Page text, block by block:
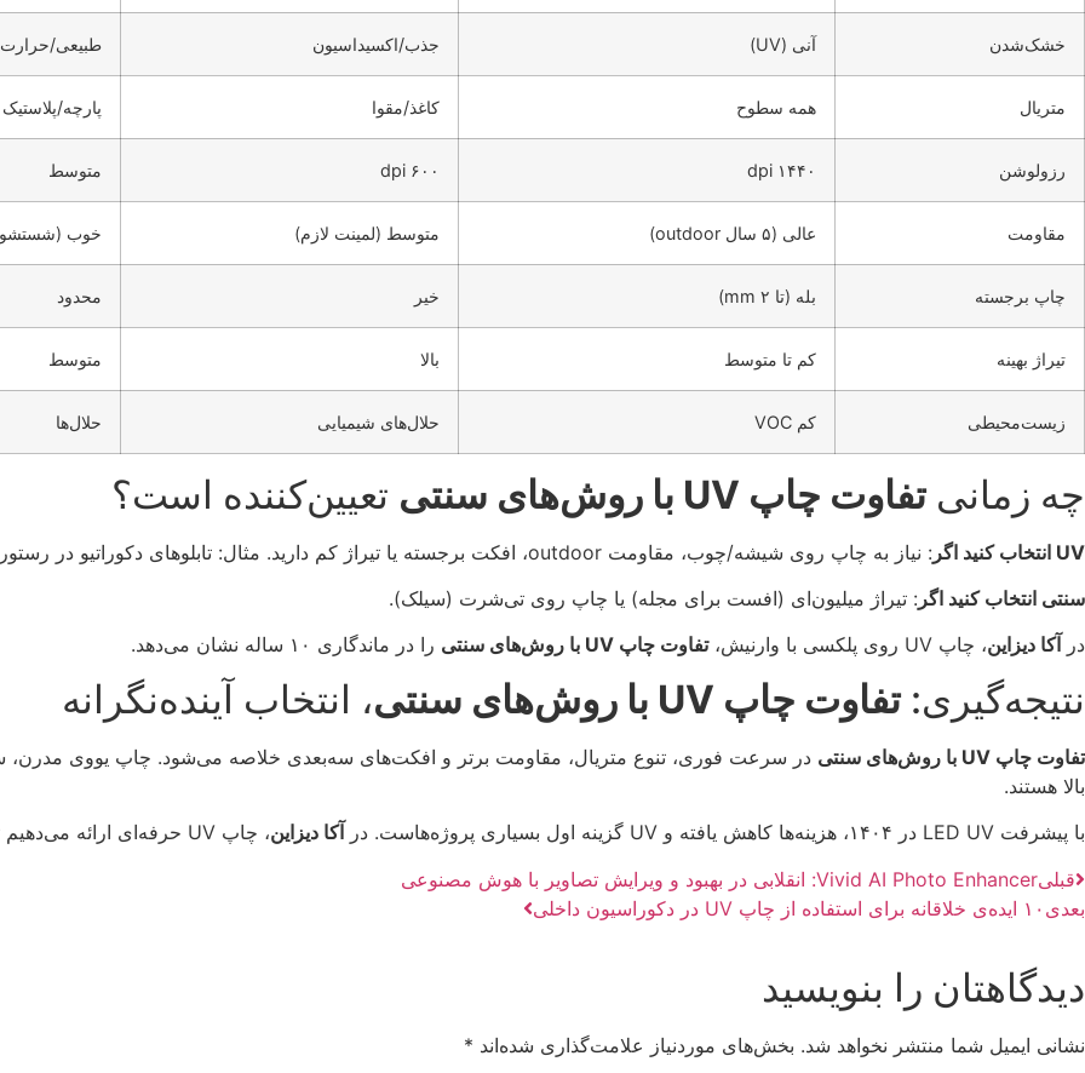
خشک‌شدن آنی (UV) جذب/اکسیداسیون طبیعی/حرارت
متریال همه سطوح کاغذ/مقوا پارچه/پلاستیک
رزولوشن ۱۴۴۰ dpi ۶۰۰ dpi متوسط
مقاومت عالی (۵ سال outdoor) متوسط (لمینت لازم) خوب
چاپ برجسته بله (تا ۲ mm) خیر محدود
تیراژ بهینه کم تا متوسط بالا متوسط
زیست‌محیطی کم VOC حلال‌های شیمیایی حلال‌ها
چه زمانی تفاوت چاپ UV با روش‌های سنتی تعیین‌کننده است؟
UV انتخاب کنید اگر
: نیاز به چاپ روی شیشه/چوب، مقاومت outdoor، افکت برجسته یا تیراژ کم دارید. مثال: تابلوهای دکوراتیو در رستوران‌ها.
سنتی انتخاب کنید اگر : تیراژ میلیون‌ای (افست برای مجله) یا چاپ روی تی‌شرت (سیلک).
در آکا دیزاین، چاپ UV روی پلکسی با وارنیش، تفاوت چاپ UV با روش‌های سنتی را در ماندگاری ۱۰ ساله نشان می‌دهد.
نتیجه‌گیری: تفاوت چاپ UV با روش‌های سنتی ، انتخاب آینده‌نگرانه
تفاوت چاپ UV با روش‌های سنتی
در سرعت فوری، تنوع متریال، مقاومت برتر و افکت‌های سه‌بعدی خلاصه می‌شود. چاپ یووی مدرن،
بالا هستند.
با پیشرفت LED UV در ۱۴۰۴، هزینه‌ها کاهش یافته و UV گزینه اول بسیاری پروژه‌هاست. در
آکا دیزاین، چاپ UV حرفه‌ای ارائه می‌دهیم تا تفاوت را حس کنید.
قبلیVivid AI Photo Enhancer: انقلابی در بهبود و ویرایش تصاویر با هوش مصنوعی
بعدی ۱۰ ایده‌ی خلاقانه برای استفاده از چاپ UV در دکوراسیون داخلی
دیدگاهتان را بنویسید
نشانی ایمیل شما منتشر نخواهد شد. بخش‌های موردنیاز علامت‌گذاری شده‌اند *